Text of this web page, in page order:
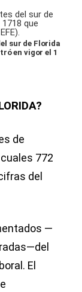
sur de Florida
en vigor el 1
de
772
del
—
El